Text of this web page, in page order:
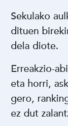
Sekulako
dituen
dela diote.
Erreakzio-
eta horri,
gero,
ez dut